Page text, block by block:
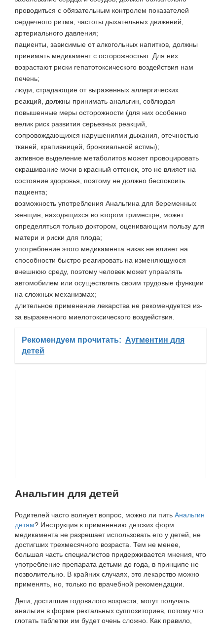
проводиться с обязательным контролем показателей
сердечного ритма, частоты дыхательных движений,
артериального давления;
пациенты, зависимые от алкогольных напитков, должны
принимать медикамент с осторожностью. Для них
возрастают риски гепатотоксического воздействия нам
печень;
люди, страдающие от выраженных аллергических
реакций, должны принимать анальгин, соблюдая
повышенные меры осторожности (для них особенно
велик риск развития серьезных реакций,
сопровождающихся нарушениями дыхания, отечностью
тканей, крапивницей, бронхиальной астмы);
активное выделение метаболитов может провоцировать
окрашивание мочи в красный оттенок, это не влияет на
состояние здоровья, поэтому не должно беспокоить
пациента;
возможность употребления Анальгина для беременных
женщин, находящихся во втором триместре, может
определяться только доктором, оценивающим пользу для
матери и риски для плода;
употребление этого медикамента никак не влияет на
способности быстро реагировать на изменяющуюся
внешнюю среду, поэтому человек может управлять
автомобилем или осуществлять своим трудовые функции
на сложных механизмах;
длительное применение лекарства не рекомендуется из-
за выраженного миелотоксического воздействия.
Рекомендуем прочитать: Аугментин для
детей
Анальгин для детей
Родителей часто волнует вопрос, можно ли пить Анальгин
детям? Инструкция к применению детских форм
медикамента не разрешает использовать его у детей, не
достигших трехмесячного возраста. Тем не менее,
большая часть специалистов придерживается мнения, что
употребление препарата детьми до года, в принципе не
позволительно. В крайних случаях, это лекарство можно
применять, но, только по врачебной рекомендации.
Дети, достигшие годовалого возраста, могут получать
анальгин в форме ректальных суппозиториев, потому что
глотать таблетки им будет очень сложно. Как правило,